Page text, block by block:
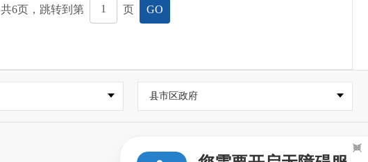
共6页，跳转到第 页 GO
县市区政府
